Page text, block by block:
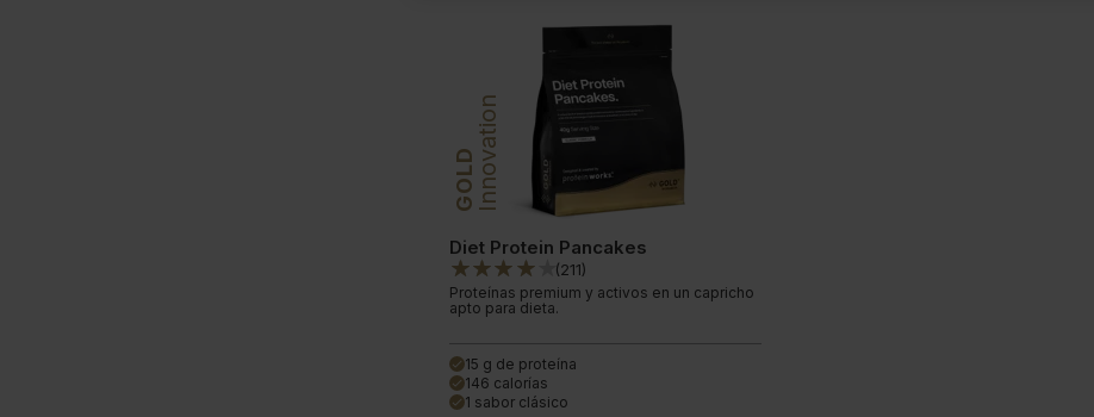
GOLDInnovation
Diet Protein Pancakes
(211)
Proteínas premium y activos en un capricho
apto para dieta.
done 15 g de proteína
done 146 calorías
done 1 sabor clásico